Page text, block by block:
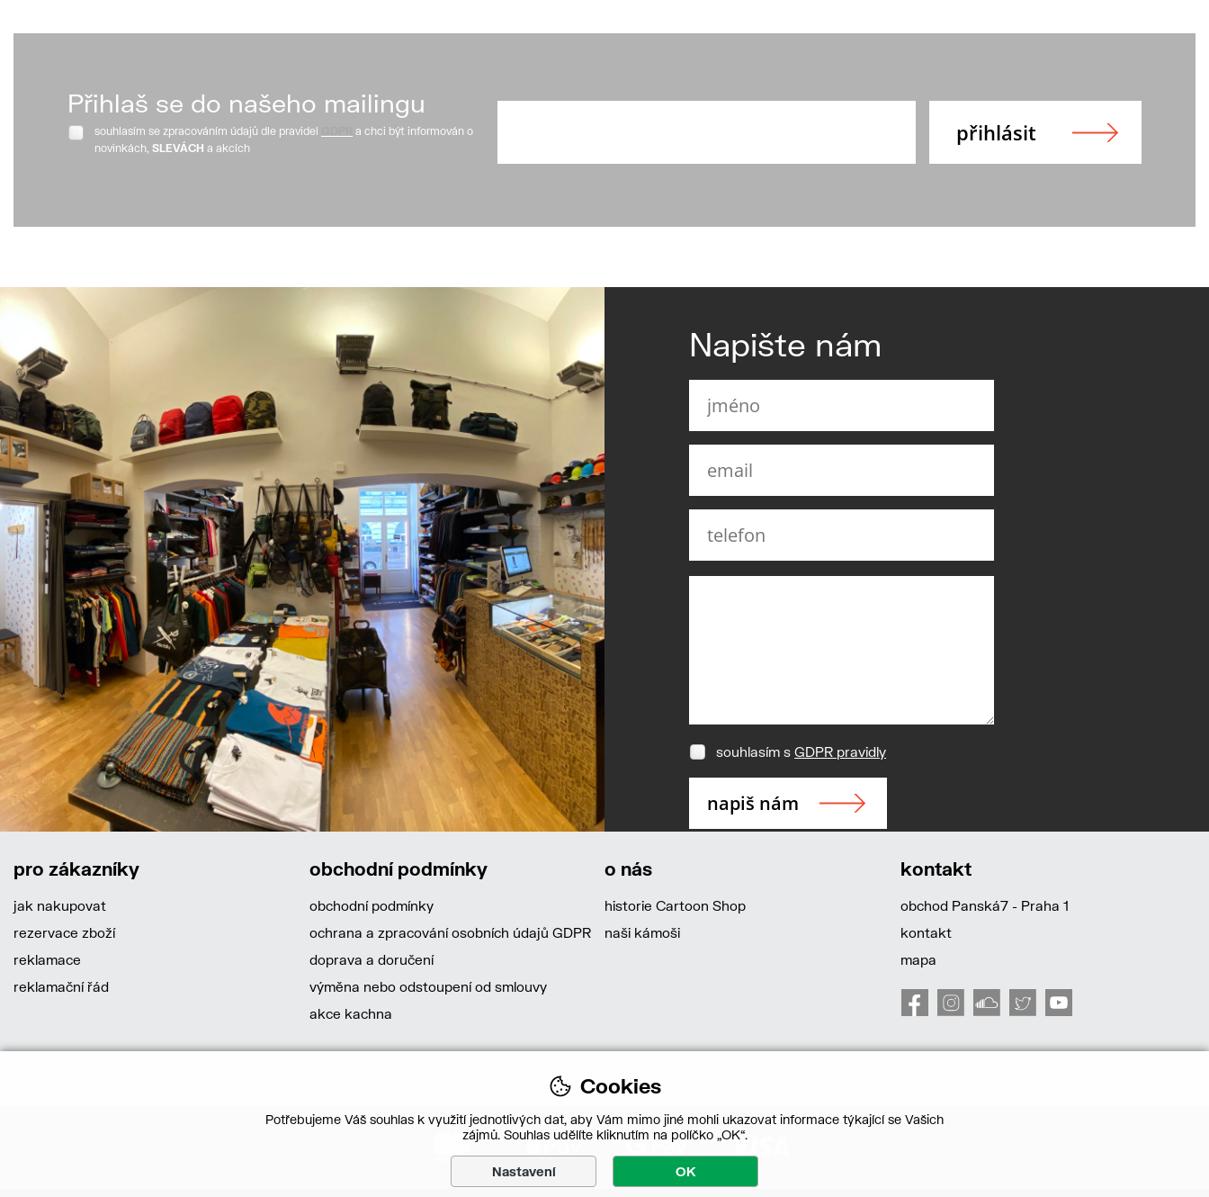
Přihlaš se do našeho mailingu
souhlasím se zpracováním údajů dle pravidel
a chci být informován o
novinkách, SLEVÁCH a akcích
Napište nám
souhlasím sGDPR pravidly
pro zákazníky
jak nakupovat
rezervace zboží
reklamace
reklamační řád
obchodní podmínky
obchodní podmínky
ochrana a zpracování osobních údajů GDPR
doprava a doručení
výměna nebo odstoupení od smlouvy
akce kachna
o nás
historie Cartoon Shop
naši kámoši
kontakt
obchod Panská7 - Praha 1
kontakt
mapa
Cookies
Potřebujeme Váš souhlas k využití jednotlivých dat, aby Vám mimo jiné mohli ukazovat informace týkající se Vašich
zájmů. Souhlas udělíte kliknutím na políčko „OK“.
Nastavení OK